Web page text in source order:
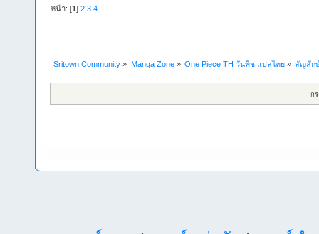
หน้า: [1]2 3 4
Sritown Community » Manga Zone» One Piece TH วันพีช แปลไทย» สัญลัก
ก